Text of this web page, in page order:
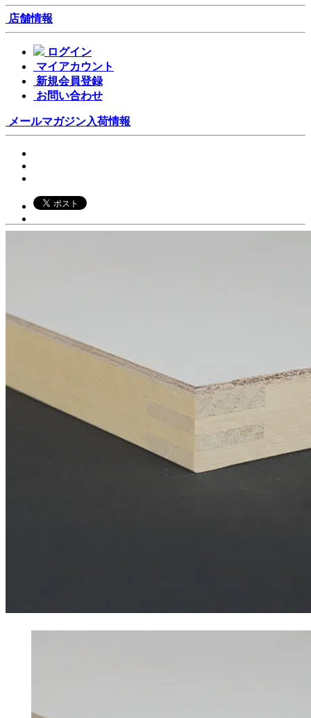
店舗情報
ログイン
マイアカウント
新規会員登録
お問い合わせ
メールマガジン入荷情報